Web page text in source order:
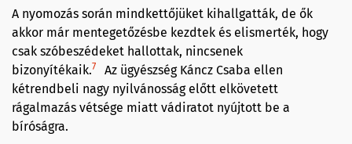
A nyomozás során mindkettőjüket kihallgatták, de ők
akkor már mentegetőzésbe kezdtek és elismerték, hogy
csak szóbeszédeket hallottak, nincsenek
bizonyítékaik.7
Az ügyészség Káncz Csaba ellen
kétrendbeli nagy nyilvánosság előtt elkövetett
rágalmazás vétsége miatt vádiratot nyújtott be a
bíróságra.